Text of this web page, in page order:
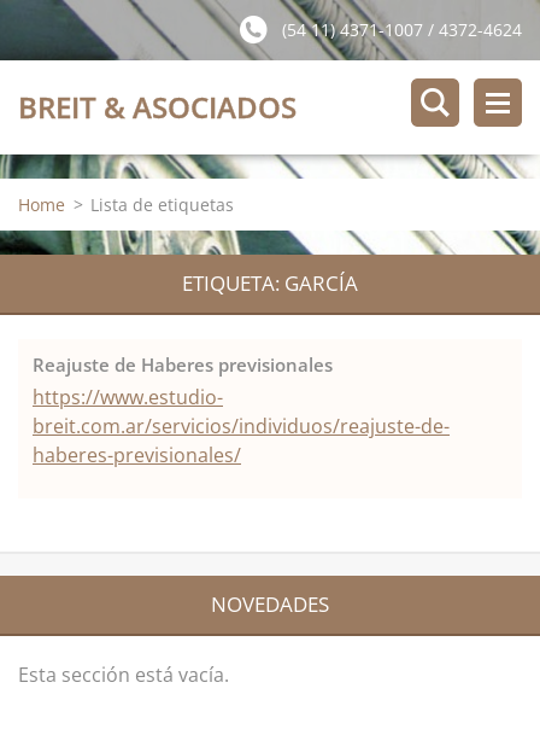
(54 11) 4371-1007 / 4372-4624
BREIT & ASOCIADOS
Home > Lista de etiquetas
ETIQUETA: GARCÍA
Reajuste de Haberes previsionales
https://www.estudio-
breit.com.ar/servicios/individuos/reajuste-de-
haberes-previsionales/
NOVEDADES
Esta sección está vacía.